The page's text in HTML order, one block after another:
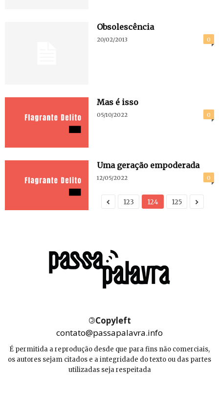
Obsolescência
20/02/2013 0
Mas é isso
05/10/2022 0
Uma geração empoderada
12/05/2022 0
123 124 125
©Copyleft
contato@passapalavra.info
É permitida a reprodução desde que para fins não comerciais,
os autores sejam citados e a integridade do texto ou das partes
utilizadas seja respeitada